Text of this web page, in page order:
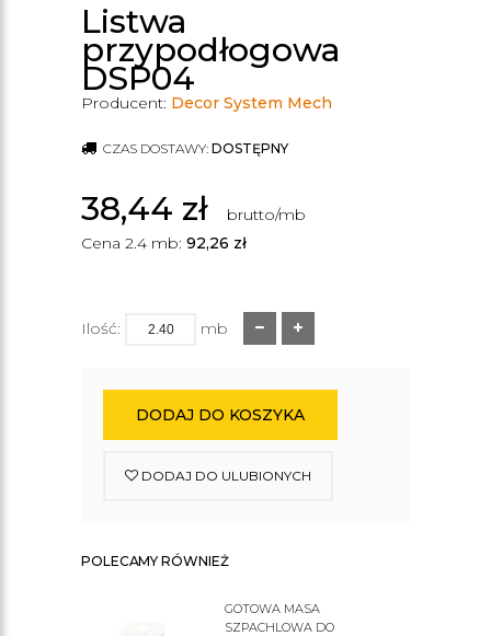
Listwa
przypodłogowa
DSP04
Producent: Decor System Mech
CZAS DOSTAWY: DOSTĘPNY
38,44 zł
brutto/mb
Cena 2.4 mb: 92,26 zł
Ilość: mb
DODAJ DO KOSZYKA
DODAJ DO ULUBIONYCH
POLECAMY RÓWNIEŻ
GOTOWA MASA
SZPACHLOWA DO